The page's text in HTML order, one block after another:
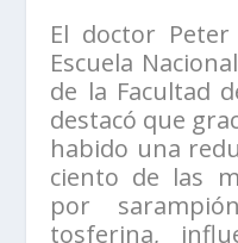
El doctor
Escuela
de la Facultad
destacó que
habido una
ciento de las
por
tosferina,